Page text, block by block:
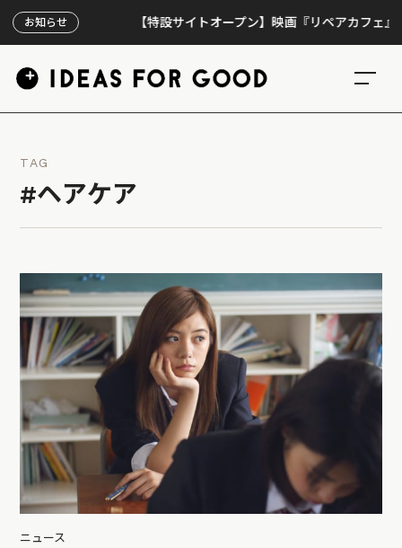
お知らせ 【特設サイトオープン】映画『リペアカフェ』、上
TAG
#ヘアケア
ニュース